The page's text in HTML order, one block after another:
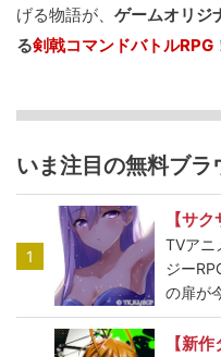
げる物語が、 ゲームオリジ
る剣戟コマンドバトルRPG
いま注目の無料ブラ
1
【サ
TVアニ
ジー
の扉が
【新